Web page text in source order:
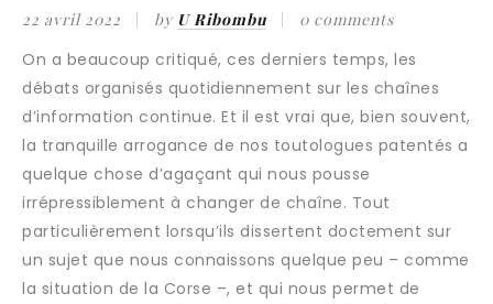
22 avril 2022 by U Ribombu 0 comments
On a beaucoup critiqué, ces derniers temps, les
débats organisés quotidiennement sur les chaînes
d’information continue. Et il est vrai que, bien souvent,
la tranquille arrogance de nos toutologues patentés a
quelque chose d’agaçant qui nous pousse
irrépressiblement à changer de chaîne. Tout
particulièrement lorsqu’ils dissertent doctement sur
un sujet que nous connaissons quelque peu – comme
la situation de la Corse –, et qui nous permet de